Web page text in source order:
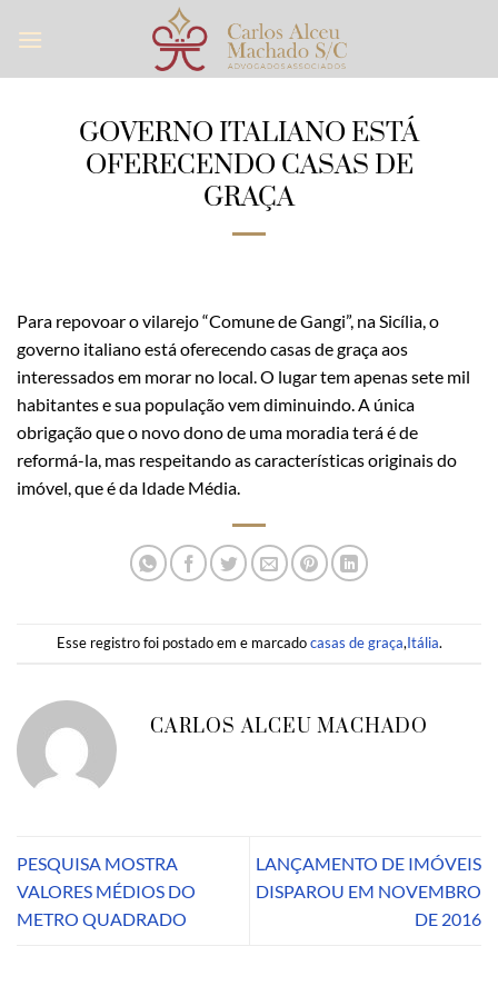
GOVERNO ITALIANO ESTÁ
OFERECENDO CASAS DE
GRAÇA
Para repovoar o vilarejo “Comune de Gangi”, na Sicília, o
governo italiano está oferecendo casas de graça aos
interessados em morar no local. O lugar tem apenas sete mil
habitantes e sua população vem diminuindo. A única
obrigação que o novo dono de uma moradia terá é de
reformá-la, mas respeitando as características originais do
imóvel, que é da Idade Média.
Esse registro foi postado em e marcadocasas de graça,Itália.
CARLOS ALCEU MACHADO
PESQUISA MOSTRA
VALORES MÉDIOS DO
METRO QUADRADO
LANÇAMENTO DE IMÓVEIS
DISPAROU EM NOVEMBRO
DE 2016